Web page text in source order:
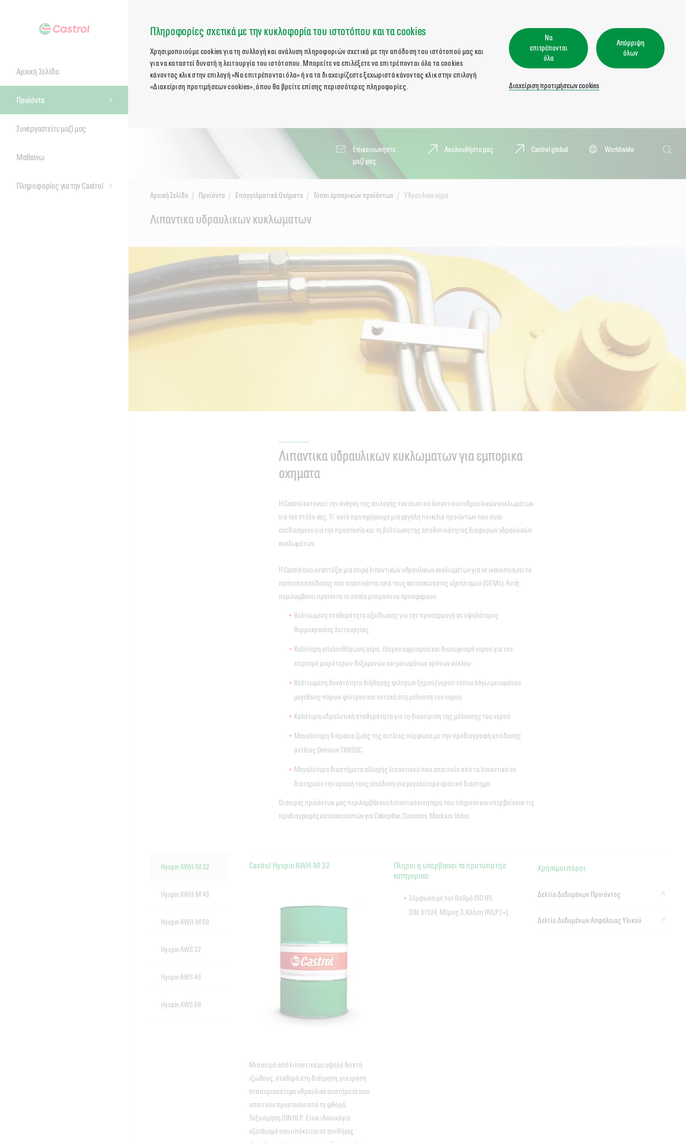
Πληροφορίες σχετικά με την κυκλοφορία του ιστοτόπου και τα cookies
Χρησιμοποιούμε cookies για τη συλλογή και ανάλυση πληροφοριών σχετικά με την απόδοση του ιστότοπού μας και
για να καταστεί δυνατή η λειτουργία του ιστότοπου. Μπορείτε να επιλέξετε να επιτρέπονται όλα τα cookies
κάνοντας κλικ στην επιλογή «Να επιτρέπονται όλα» ή να τα διαχειρίζεστε ξεχωριστά κάνοντας κλικ στην επιλογή
«Διαχείριση προτιμήσεων cookies», όπου θα βρείτε επίσης περισσότερες πληροφορίες.
Να
επιτρέπονται
όλα
Απόρριψη
όλων
Διαχείριση προτιμήσεων cookies
Επικοινωνήστε
μαζί μας
Ακολουθήστε μας Castrol global
Worldwide
Αρχική Σελίδα
Προϊόντα
Συνεργαστείτε μαζί μας
Μαθαίνω
Πληροφορίες για την Castrol
Αρχική Σελίδα Προϊόντα Επαγγελματικά Οχήματα Τύποι εμπορικών προϊόντων Υδραυλικα υγρα
Λιπαντικα υδραυλικων κυκλωματων
Λιπαντικα υδραυλικων κυκλωματων για εμπορικα
οχηματα
Η Castrol κατανοεί την ανάγκη της επιλογής του σωστού λιπαντικού υδραυλικών κυκλωμάτων
για τον στόλο σας. Γι’ αυτό προσφέρουμε μια μεγάλη ποικιλία προϊόντων που είναι
σχεδιασμένα για την προστασία και τη βελτίωση της αποδοτικότητας διάφορων υδραυλικών
κυκλωμάτων.
Η Castrol έχει αναπτύξει μια σειρά λιπαντικών υδραυλικών κυκλωμάτων για να ικανοποιήσει τα
πρότυπα απόδοσης που απαιτούνται από τους κατασκευαστές εξοπλισμού (OEMs). Αυτή
περιλαμβάνει προϊόντα τα οποία μπορούν να προσφέρουν:
Βελτιωμένη σταθερότητα οξείδωσης για την προσαρμογή σε υψηλότερες
θερμοκρασίες λειτουργίας
Καλύτερη απελευθέρωση αέρα, έλεγχο αφρισμού και διαχωρισμό νερού για τον
χειρισμό μικρότερων δεξαμενών και μειωμένων χρόνων κύκλου
Βελτιωμένη δυνατότητα διήθησης φίλτρων ξηρού/υγρού τύπου λόγω μειωμένου
μεγέθους πόρων φίλτρου και αντοχή στη μόλυνση του νερού
Καλύτερη υδρολυτική σταθερότητα για τη διαχείριση της μόλυνσης του νερού
Μεγαλύτερη διάρκεια ζωής της αντλίας σύμφωνα με την προδιαγραφή απόδοσης
αντλίας Denison T6H20C
Μεγαλύτερα διαστήματα αλλαγής λιπαντικού που απαιτούν από τα λιπαντικά να
διατηρούν την αρχική τους απόδοση για μεγαλύτερο χρονικό διάστημα
Οι σειρές προϊόντων μας περιλαμβάνουν λιπαντικά κινητήρα που πληρούν και υπερβαίνουν τις
προδιαγραφές κατασκευαστών για Caterpillar, Cummins, Mack και Volvo.
Hyspin AWH-M 32
Hyspin AWH-M 46
Hyspin AWH-M 68
Hyspin AWS 32
Hyspin AWS 46
Hyspin AWS 68
Castrol Hyspin AWH-M 32
Μια σειρά από λιπαντικά με υψηλό δείκτη
ιξώδους, σταθερά στη διάτμηση, για χρήση
στα περισσότερα υδραυλικά συστήματα που
απαιτούν προστασία από τη φθορά,
Ταξινόμηση DIN HLP. Είναι ιδανικά για
εξοπλισμό που υπόκειται σε συνθήκες
Πληροι η υπερβαινει τα προτυπα τησ
κατηγοριασ:
Σύμφωνα με τον Βαθμό ISO HV,
DIN.51524, Μέρος 3, Κλάση HVLP (+).
Χρήσιμοι πόροι
Δελτίο Δεδομένων Προϊόντος
Δελτίο Δεδομένων Ασφάλειας Υλικού